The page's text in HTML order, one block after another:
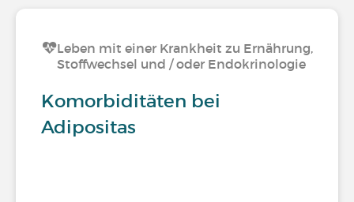
Leben mit einer Krankheit zu Ernährung,
Stoffwechsel und / oder Endokrinologie
Komorbiditäten bei
Adipositas